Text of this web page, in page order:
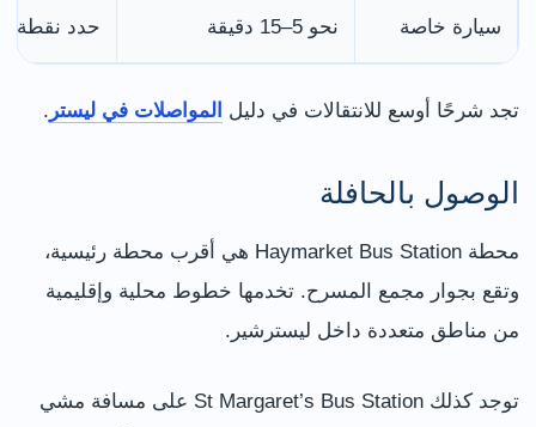
سيارة خاصة نحو 5–15 دقيقة حدد نقطة
تجد شرحًا أوسع للانتقالات في دليل المواصلات في ليستر .
الوصول بالحافلة
محطة Haymarket Bus Station هي أقرب محطة رئيسية،
وتقع بجوار مجمع المسرح. تخدمها خطوط محلية وإقليمية
من مناطق متعددة داخل ليسترشير.
توجد كذلك St Margaret’s Bus Station على مسافة مشي